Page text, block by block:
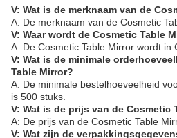
V: Wat is de merknaam van de
A: De merknaam van de Cosmetic
V: Waar wordt de Cosmetic Table
A: De Cosmetic Table Mirror wordt in
V: Wat is de minimale
Table Mirror?
A: De minimale bestelhoeveelheid
is 500 stuks.
V: Wat is de prijs van de Cosmetic
A: De prijs van de Cosmetic Table
V: Wat zijn de